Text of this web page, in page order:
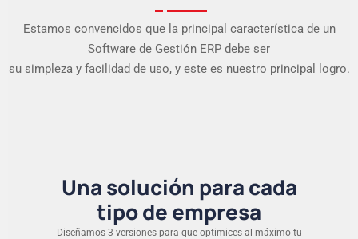
Estamos convencidos que la principal característica de un
Software de Gestión ERP debe ser
su simpleza y facilidad de uso, y este es nuestro principal logro.
Una solución para cada
tipo de empresa
Diseñamos 3 versiones para que optimices al máximo tu